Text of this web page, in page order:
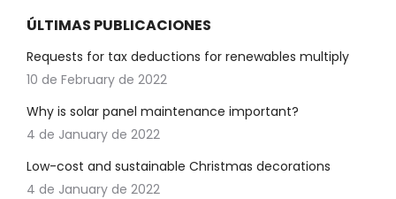
ÚLTIMAS PUBLICACIONES
Requests for tax deductions for renewables multiply
10 de February de 2022
Why is solar panel maintenance important?
4 de January de 2022
Low-cost and sustainable Christmas decorations
4 de January de 2022